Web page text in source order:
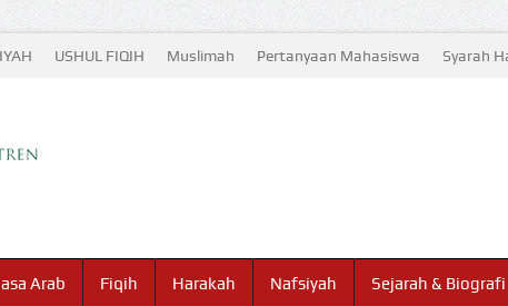
USHUL FIQIH Muslimah Pertanyaan Mahasiswa Syarah
Arab Fiqih Harakah Nafsiyah Sejarah & Biografi